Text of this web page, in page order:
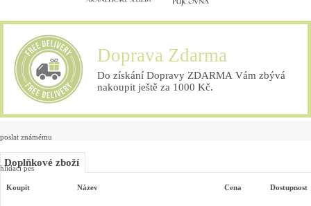
Doprava Zdarma
Do získání Dopravy ZDARMA Vám zbývá
nakoupit ještě za 1000 Kč.
poslat známému
hlídací pes
Doplňkové zboží
Koupit Název Cena Dostupnost